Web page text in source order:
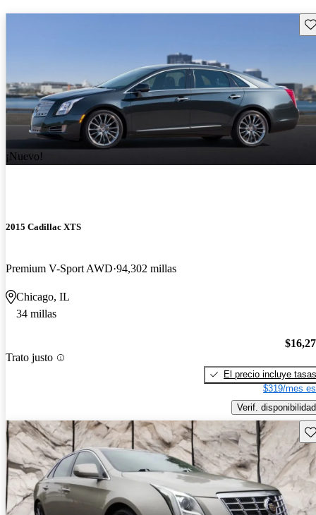
¡Nuevo!
2015 Cadillac XTS
Premium V-Sport AWD 94,302 millas
Chicago, IL
34 millas
Trato justo
El precio incluye tasas
$319/mes
Verif. disponibilidad